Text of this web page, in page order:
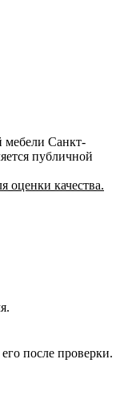
мебели Санкт-
публичной
оценки качества.
после проверки.